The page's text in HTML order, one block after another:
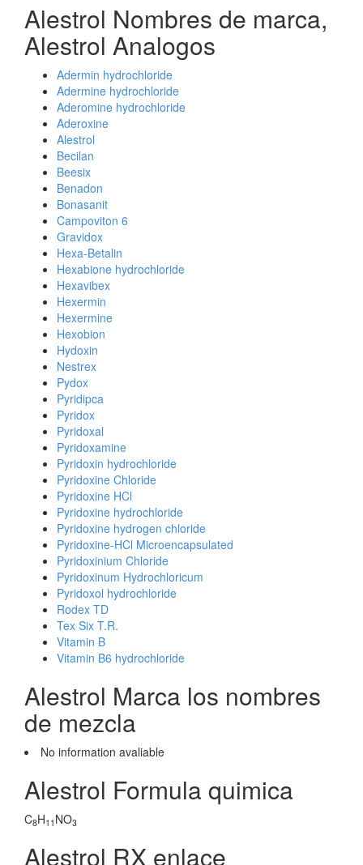
Alestrol Nombres de marca,
Alestrol Analogos
Adermin hydrochloride
Adermine hydrochloride
Aderomine hydrochloride
Aderoxine
Alestrol
Becilan
Beesix
Benadon
Bonasanit
Campoviton 6
Gravidox
Hexa-Betalin
Hexabione hydrochloride
Hexavibex
Hexermin
Hexermine
Hexobion
Hydoxin
Nestrex
Pydox
Pyridipca
Pyridox
Pyridoxal
Pyridoxamine
Pyridoxin hydrochloride
Pyridoxine Chloride
Pyridoxine HCl
Pyridoxine hydrochloride
Pyridoxine hydrogen chloride
Pyridoxine-HCl Microencapsulated
Pyridoxinium Chloride
Pyridoxinum Hydrochloricum
Pyridoxol hydrochloride
Rodex TD
Tex Six T.R.
Vitamin B
Vitamin B6 hydrochloride
Alestrol Marca los nombres
de mezcla
No information avaliable
Alestrol Formula quimica
C8H11 NO3
Alestrol RX enlace